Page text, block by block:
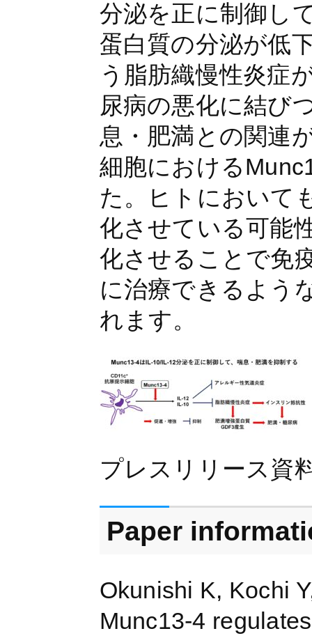
分泌を正に制御し
蛋白質の分泌が低
う脂肪織慢性炎症
尿病の悪化に結び
息・肥満との関連
細胞における
た。ヒトにおいて
化させている可能
化させることで免
に治療できるよう
れます。
プレスリリース資
Paper
Okunishi K, Kochi
Munc13-4